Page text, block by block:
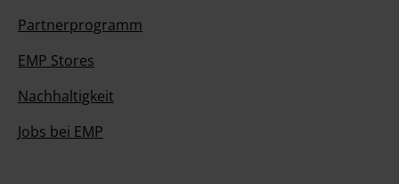
Partnerprogramm
EMP Stores
Nachhaltigkeit
Jobs bei EMP